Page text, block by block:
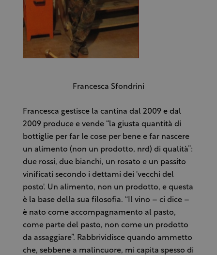
Francesca Sfondrini
Francesca gestisce la cantina dal 2009 e dal
2009 produce e vende “la giusta quantità di
bottiglie per far le cose per bene e far nascere
un alimento (non un prodotto, nrd) di qualità”:
due rossi, due bianchi, un rosato e un passito
vinificati secondo i dettami dei 'vecchi del
posto'. Un alimento, non un prodotto, e questa
è la base della sua filosofia. “Il vino – ci dice –
è nato come accompagnamento al pasto,
come parte del pasto, non come un prodotto
da assaggiare”. Rabbrividisce quando ammetto
che, sebbene a malincuore, mi capita spesso di